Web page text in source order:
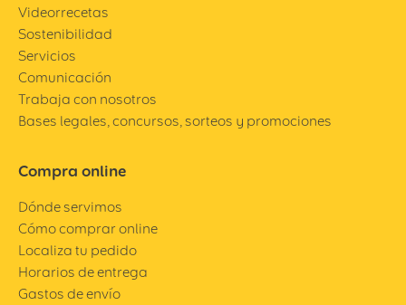
Videorrecetas
Sostenibilidad
Servicios
Comunicación
Trabaja con nosotros
Bases legales, concursos, sorteos y promociones
Compra online
Dónde servimos
Cómo comprar online
Localiza tu pedido
Horarios de entrega
Gastos de envío